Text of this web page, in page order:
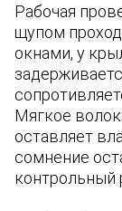
Рабочая
щупом
окнами, у
Мягкое
оставляет
сомнение
контрольный